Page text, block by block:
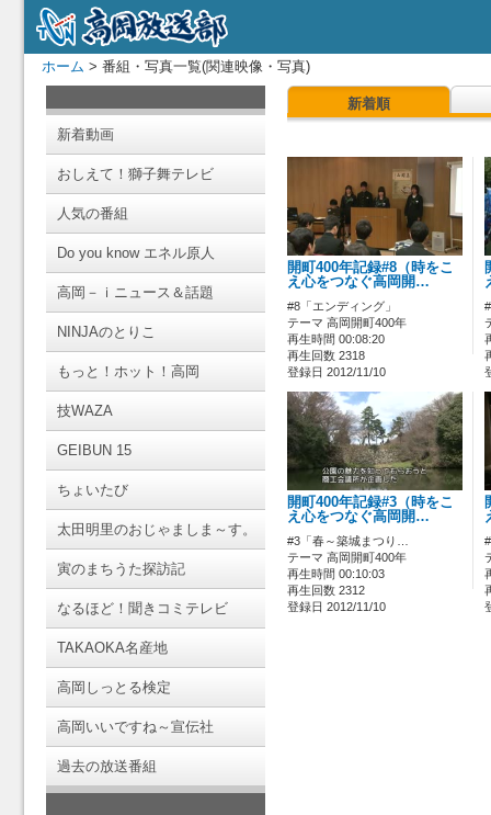
ホーム > 番組・写真一覧(関連映像・写真)
新着動画
おしえて！獅子舞テレビ
人気の番組
Do you know エネル原人
高岡－ｉニュース＆話題
NINJAのとりこ
もっと！ホット！高岡
技WAZA
GEIBUN 15
ちょいたび
太田明里のおじゃましま～す。
寅のまちうた探訪記
なるほど！聞きコミテレビ
TAKAOKA名産地
高岡しっとる検定
高岡いいですね～宣伝社
過去の放送番組
新着順
開町400年記録#8（時をこ
え心をつなぐ高岡開…
#8「エンディング」
テーマ 高岡開町400年
再生時間 00:08:20
再生回数 2318
登録日 2012/11/10
開町400年記録#3（時をこ
え心をつなぐ高岡開…
#3「春～築城まつり…
テーマ 高岡開町400年
再生時間 00:10:03
再生回数 2312
登録日 2012/11/10